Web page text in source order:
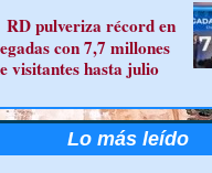
RD pulveriza récord en
con 7,7 millones
visitantes hasta julio
Lo más leído